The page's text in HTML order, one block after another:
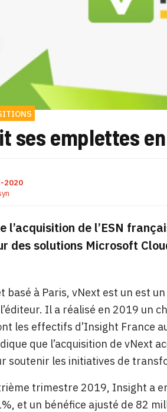
ses emplettes
2020
l’acquisition de l’ESN
des solutions Microsoft
basé à Paris, vNext est un est
Il a réalisé en 2019 un
les effectifs d’Insight France
que l’acquisition de vNext
soutenir les initiatives de
trimestre 2019, Insight a
et un bénéfice ajusté de 82